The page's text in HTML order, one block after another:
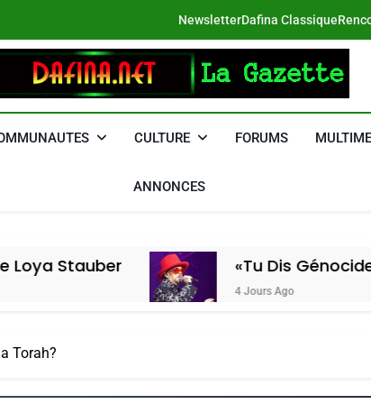
NewsletterDafina Classique
CULTURE FORUMS
ANNONCES
«Tu Dis Génocide, Je Dis
4 Jours Ago
Torah?